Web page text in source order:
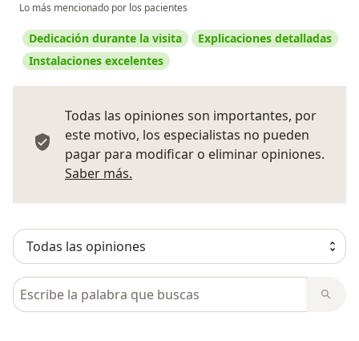
Lo más mencionado por los pacientes
Dedicación durante la visita
Explicaciones detalladas
Instalaciones excelentes
Todas las opiniones son importantes, por
este motivo, los especialistas no pueden
pagar para modificar o eliminar opiniones.
Saber más.
Busca en opiniones